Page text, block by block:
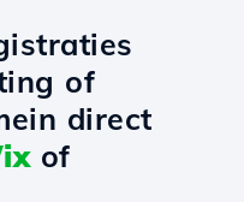
of
direct
of